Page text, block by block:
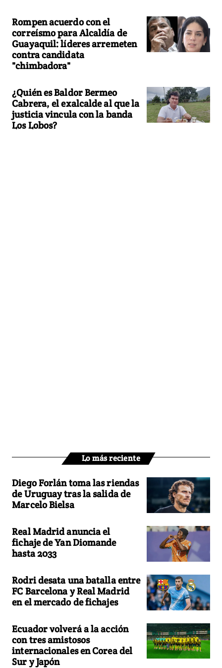
Rompen acuerdo con el
correísmo para Alcaldía de
Guayaquil: líderes arremeten
contra candidata
"chimbadora"
¿Quién es Baldor Bermeo
Cabrera, el exalcalde al que la
justicia vincula con la banda
Los Lobos?
Lo más reciente
Diego Forlán toma las riendas
de Uruguay tras la salida de
Marcelo Bielsa
Real Madrid anuncia el
fichaje de Yan Diomande
hasta 2033
Rodri desata una batalla entre
FC Barcelona y Real Madrid
en el mercado de fichajes
Ecuador volverá a la acción
con tres amistosos
internacionales en Corea del
Sur y Japón